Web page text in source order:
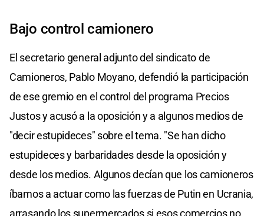
Bajo control camionero
El secretario general adjunto del sindicato de
Camioneros, Pablo Moyano, defendió la participación
de ese gremio en el control del programa Precios
Justos y acusó a la oposición y a algunos medios de
"decir estupideces" sobre el tema. "Se han dicho
estupideces y barbaridades desde la oposición y
desde los medios. Algunos decían que los camioneros
íbamos a actuar como las fuerzas de Putin en Ucrania,
arrasando los supermercados si esos comercios no